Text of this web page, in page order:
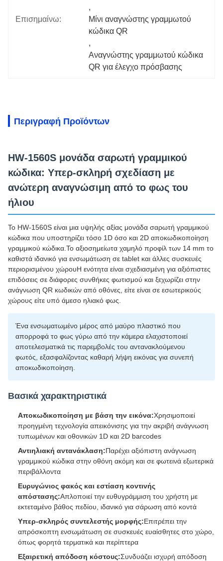
Επισημαίνω:
,
Μίνι αναγνώστης γραμμωτού
κώδικα QR
,
Αναγνώστης γραμμωτού κώδικα
QR για έλεγχο πρόσβασης
Περιγραφή Προϊόντων
HW-1560S μονάδα σαρωτή γραμμικού
κώδικα: Υπερ-σκληρή σχεδίαση με
ανώτερη αναγνώσιμη από το φως του
ήλιου
Το HW-1560S είναι μια υψηλής αξίας μονάδα σαρωτή γραμμικού
κώδικα που υποστηρίζει τόσο 1D όσο και 2D αποκωδικοποίηση
γραμμικού κώδικα.Το αξιοσημείωτα χαμηλό προφίλ των 14 mm το
καθιστά ιδανικό για ενσωμάτωση σε tablet και άλλες συσκευές
περιορισμένου χώρουΗ ενότητα είναι σχεδιασμένη για αξιόπιστες
επιδόσεις σε διάφορες συνθήκες φωτισμού και ξεχωρίζει στην
ανάγνωση QR κωδικών από οθόνες, είτε είναι σε εσωτερικούς
χώρους είτε υπό άμεσο ηλιακό φως.
Ένα ενσωματωμένο μέρος από μαύρο πλαστικό που
απορροφά το φως γύρω από την κάμερα ελαχιστοποιεί
αποτελεσματικά τις παρεμβολές του αντανακλούμενου
φωτός, εξασφαλίζοντας καθαρή λήψη εικόνας για συνεπή
αποκωδικοποίηση.
Βασικά χαρακτηριστικά
Αποκωδικοποίηση με βάση την εικόνα:Χρησιμοποιεί
προηγμένη τεχνολογία απεικόνισης για την ακριβή ανάγνωση
τυπωμένων και οθονικών 1D και 2D barcodes
Αντιηλιακή αντανάκλαση:Παρέχει αξιόπιστη ανάγνωση
γραμμικού κώδικα στην οθόνη ακόμη και σε φωτεινά εξωτερικά
περιβάλλοντα
Ευρυγώνιος φακός και εστίαση κοντινής
απόστασης:Απλοποιεί την ευθυγράμμιση του χρήστη με
εκτεταμένο βάθος πεδίου, ιδανικό για σάρωση από κοντά
Υπερ-σκληρός συντελεστής μορφής:Επιτρέπει την
απρόσκοπτη ενσωμάτωση σε συσκευές ευαίσθητες στο χώρο,
όπως φορητά τερματικά και περίπτερα
Εξαιρετική απόδοση κόστους:Συνδυάζει ισχυρή απόδοση